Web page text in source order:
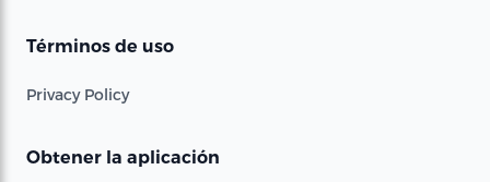
Términos de uso
Privacy Policy
Obtener la aplicación